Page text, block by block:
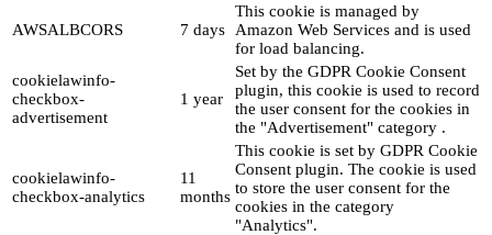
AWSALBCORS 7 days
This cookie is managed by
Amazon Web Services and is used
for load balancing.
cookielawinfo-
checkbox-
advertisement
1 year
Set by the GDPR Cookie Consent
plugin, this cookie is used to record
the user consent for the cookies in
the "Advertisement" category .
cookielawinfo-
checkbox-analytics
11
months
This cookie is set by GDPR Cookie
Consent plugin. The cookie is used
to store the user consent for the
cookies in the category
"Analytics".